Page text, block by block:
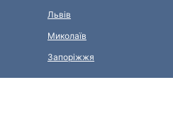
Львів
Миколаїв
Запоріжжя